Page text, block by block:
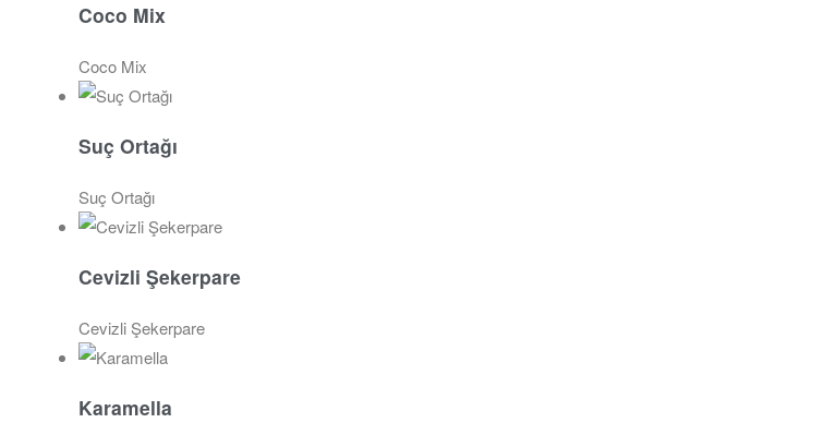
Coco Mix
Coco Mix
Suç Ortağı
Suç Ortağı
Cevizli Şekerpare
Cevizli Şekerpare
Karamella